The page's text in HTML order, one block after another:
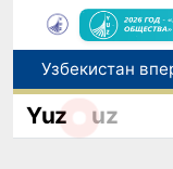
Yuz uz